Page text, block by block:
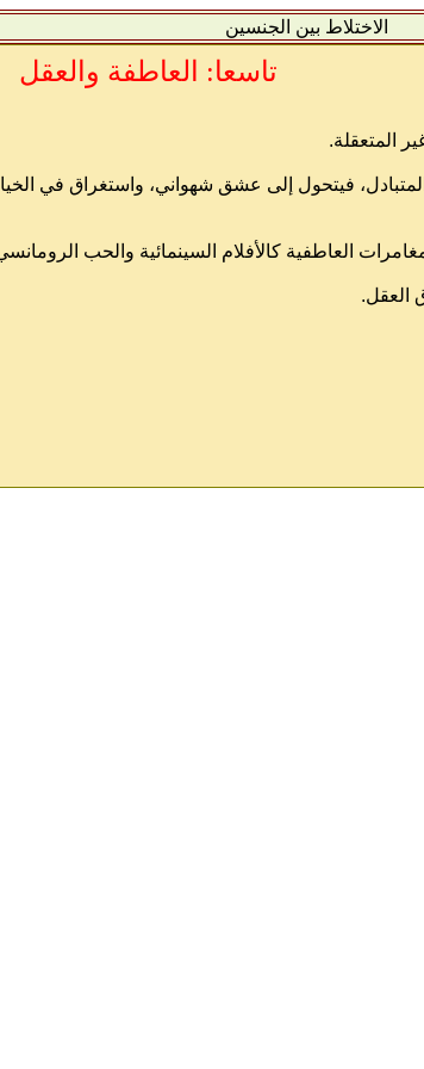
الاختلاط بين الجنسين
تاسعا: العاطفة والعقل
فيتحول إلى عشق شهواني، واستغراق في